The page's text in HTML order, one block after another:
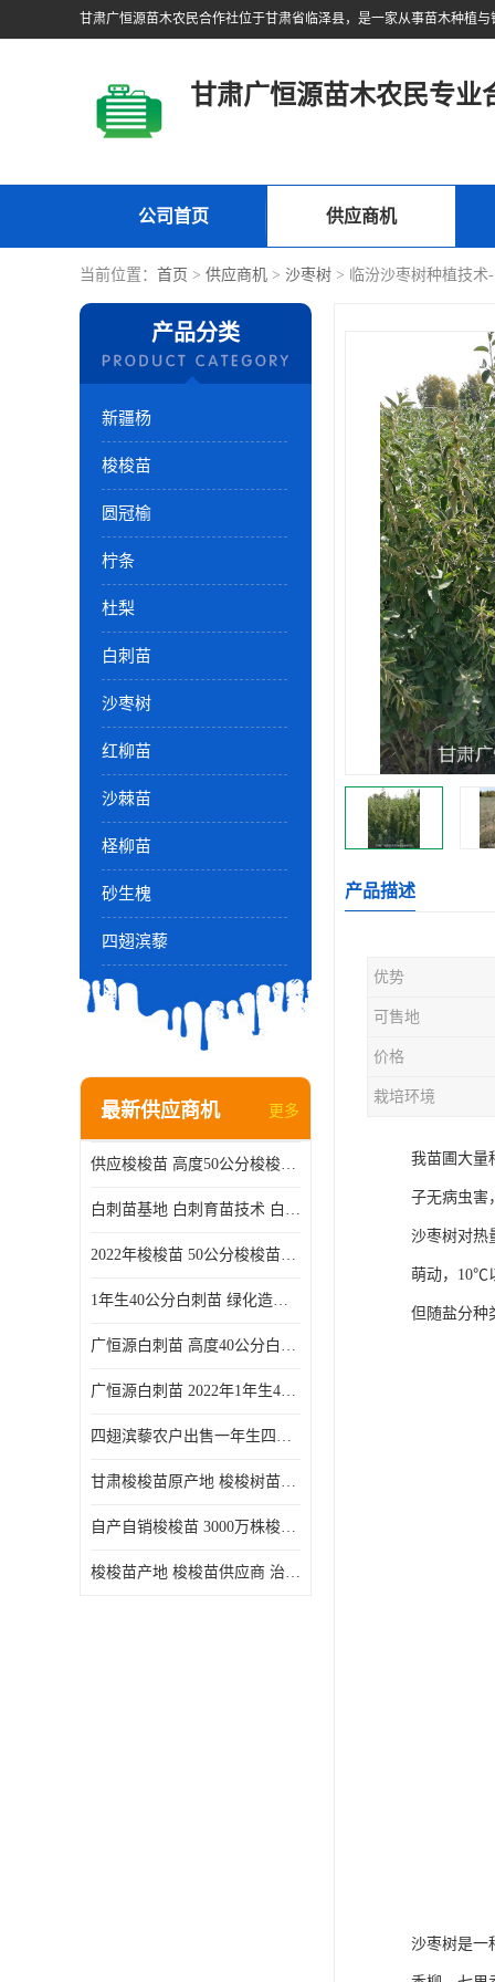
甘肃广恒源苗木农民专业
公司首页 供应商机
当前位置： 首页 > 供应商机 > 沙枣树 > 临汾沙枣树种植技术
产品分类
新疆杨
梭梭苗
圆冠榆
柠条
杜梨
白刺苗
沙枣树
红柳苗
沙棘苗
柽柳苗
砂生槐
四翅滨藜
最新供应商机 更多
供应梭梭苗 高度50公分梭梭种苗基地 一手货源无中介
白刺苗基地 白刺育苗技术 白刺苗产地
2022年梭梭苗 50公分梭梭苗产地 沙漠绿化梭梭苗基地 提供技术
1年生40公分白刺苗 绿化造林白刺树苗
广恒源白刺苗 高度40公分白刺树苗
广恒源白刺苗 2022年1年生40公分白刺树苗
四翅滨藜农户出售一年生四翅滨藜各种规格四翅滨黎产地货源
甘肃梭梭苗原产地 梭梭树苗种植技术 梭梭种苗基地
自产自销梭梭苗 3000万株梭梭种苗供应 办理检疫全国发货
梭梭苗产地 梭梭苗供应商 治沙造林梭梭种苗 自产自销
产品描述
优势
可售地
价格
栽培环境
我苗圃大量
子无病虫害
沙枣树对热
萌动，10℃
但随盐分种
沙枣树是一